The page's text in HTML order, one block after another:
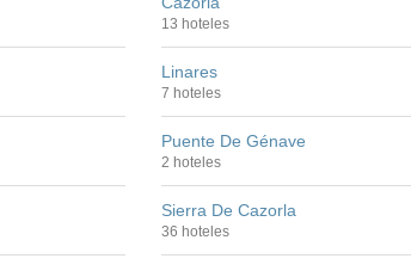
13 hoteles
Linares
7 hoteles
Puente De Génave
2 hoteles
Sierra De Cazorla
36 hoteles